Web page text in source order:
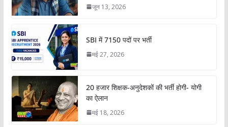
जून 13, 2026
SBI में 7150 पदों पर भर्ती
मई 27, 2026
20 हजार शिक्षक-अनुदेशकों की भर्ती होगी- योगी
का ऐलान
मई 18, 2026